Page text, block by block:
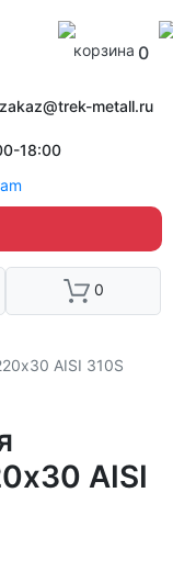
0
zakaz@trek-metall.ru
18:00
0
AISI 310S
AISI